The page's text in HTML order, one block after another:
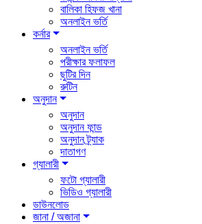
বালিকা হিফজ খানা
অনলাইন ভর্তি
কর্নার
অনলাইন ভর্তি
পরীক্ষার ফলাফল
ছুটির দিন
রুটিন
অনুদান
অনুদান
অনুদান ফান্ড
অনুদান ট্র্যাক
দাতাগণ
গ্যালারী
ফটো গ্যালারী
ভিডিও গ্যালারী
ডাউনলোড
জানা / অজানা